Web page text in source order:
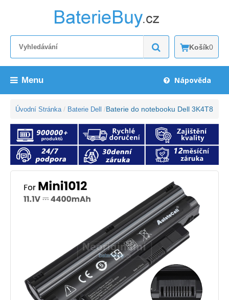
Košík0
Menu Nápověda
Úvodní Stránka Baterie Dell Baterie do notebooku Dell 3K4T8